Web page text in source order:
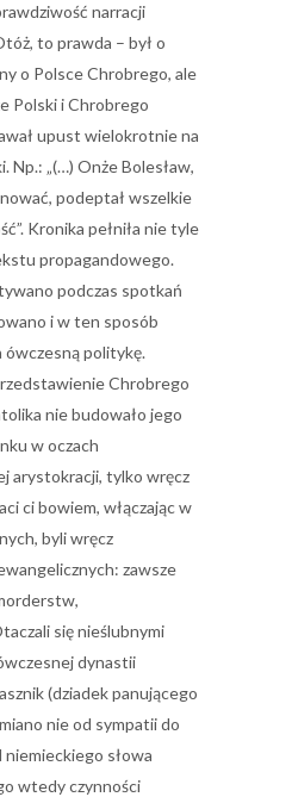
narracji
to prawda – był o
o Polsce Chrobrego, ale
Polski i Chrobrego
upust wielokrotnie na
Np.: „(…) Onże Bolesław,
podeptał wszelkie
Kronika pełniła nie tyle
propagandowego.
podczas spotkań
i w ten sposób
ówczesną politykę.
Chrobrego
nie budowało jego
w oczach
arystokracji, tylko wręcz
ci bowiem, włączając w
byli wręcz
zawsze
się nieślubnymi
dynastii
(dziadek panującego
nie od sympatii do
słowa
wtedy czynności